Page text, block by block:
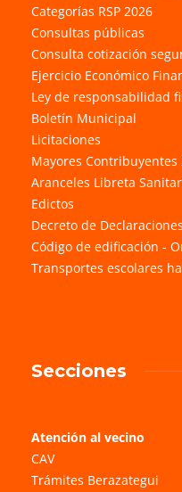
Categorías RSP 2026
Consultas públicas
Consulta cotización
Ejercicio Económico
Ley de responsabilidad
Boletín Municipal
Licitaciones
Mayores Contribuyentes
Aranceles Libreta
Edictos
Decreto de
Código de edificación -
Transportes escolares
Secciones
Atención al vecino
CAV
Trámites Berazategui